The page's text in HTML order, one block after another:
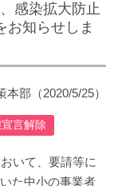
感染拡大防止
お知らせしま
本部 （2020/5/25）
言解除
いて、要請等に
た中小の事業者